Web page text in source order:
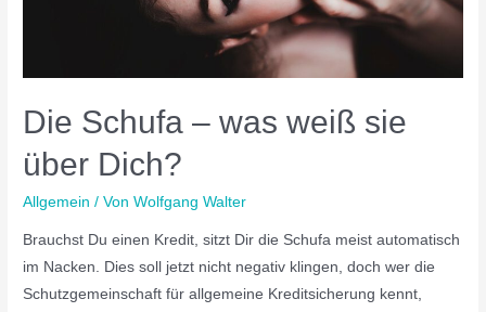
Die Schufa – was weiß sie
über Dich?
Allgemein / VonWolfgang Walter
Brauchst Du einen Kredit, sitzt Dir die Schufa meist automatisch
im Nacken. Dies soll jetzt nicht negativ klingen, doch wer die
Schutzgemeinschaft für allgemeine Kreditsicherung kennt,